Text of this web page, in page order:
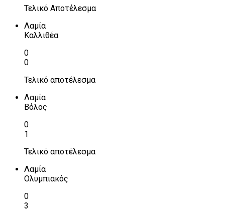
Τελικό Αποτέλεσμα
Λαμία
Καλλιθέα
0
0
Τελικό αποτέλεσμα
Λαμία
Βόλος
0
1
Τελικό αποτέλεσμα
Λαμία
Ολυμπιακός
0
3